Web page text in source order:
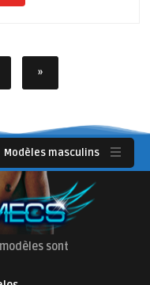
»
Modèles masculins
sont